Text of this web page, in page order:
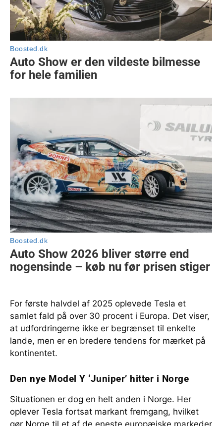
For første halvdel af 2025 oplevede Tesla et
samlet fald på over 30 procent i Europa. Det viser,
at udfordringerne ikke er begrænset til enkelte
lande, men er en bredere tendens for mærket på
kontinentet.
Den nye Model Y ‘Juniper’ hitter i Norge
Situationen er dog en helt anden i Norge. Her
oplever Tesla fortsat markant fremgang, hvilket
gør Norge til et af de eneste europæiske markeder